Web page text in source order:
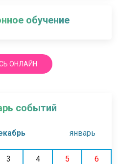
обучение
ОНЛАЙН
событий
январь
3 4 5 6